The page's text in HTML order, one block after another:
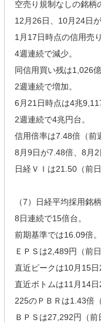
空売り規制なしの銘柄
12月26日、10月24日
1月17日時点の信用売
4週連続で減少。
同信用買い残は1,026
2週連続で増加。
6月21日時点は4兆
2週連続で4兆円台。
信用倍率は7.48倍（前
8月9日が7.48倍、8月2
日経ＶＩは21.50（前
（7）日経平均採用銘
8日連続で15倍台。
前期基準では16.09倍。
ＥＰＳは2,489円（前
直近ピークは10月15
直近ボトムは11月14日
225のＰＢＲは1.43倍
ＢＰＳは27,292円（前